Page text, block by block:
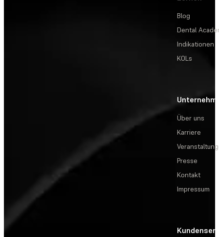
Blog
Dental
Indikationen
KOLs
Über uns
Karriere
Presse
Kontakt
Impressum